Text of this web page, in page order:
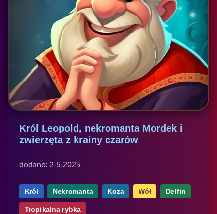
Król Leopold, nekromanta Mordek i
zwierzęta z krainy czarów
dodano: 2-5-2025
Król Nekromanta Koza Wół Delfin
Tropikalna rybka